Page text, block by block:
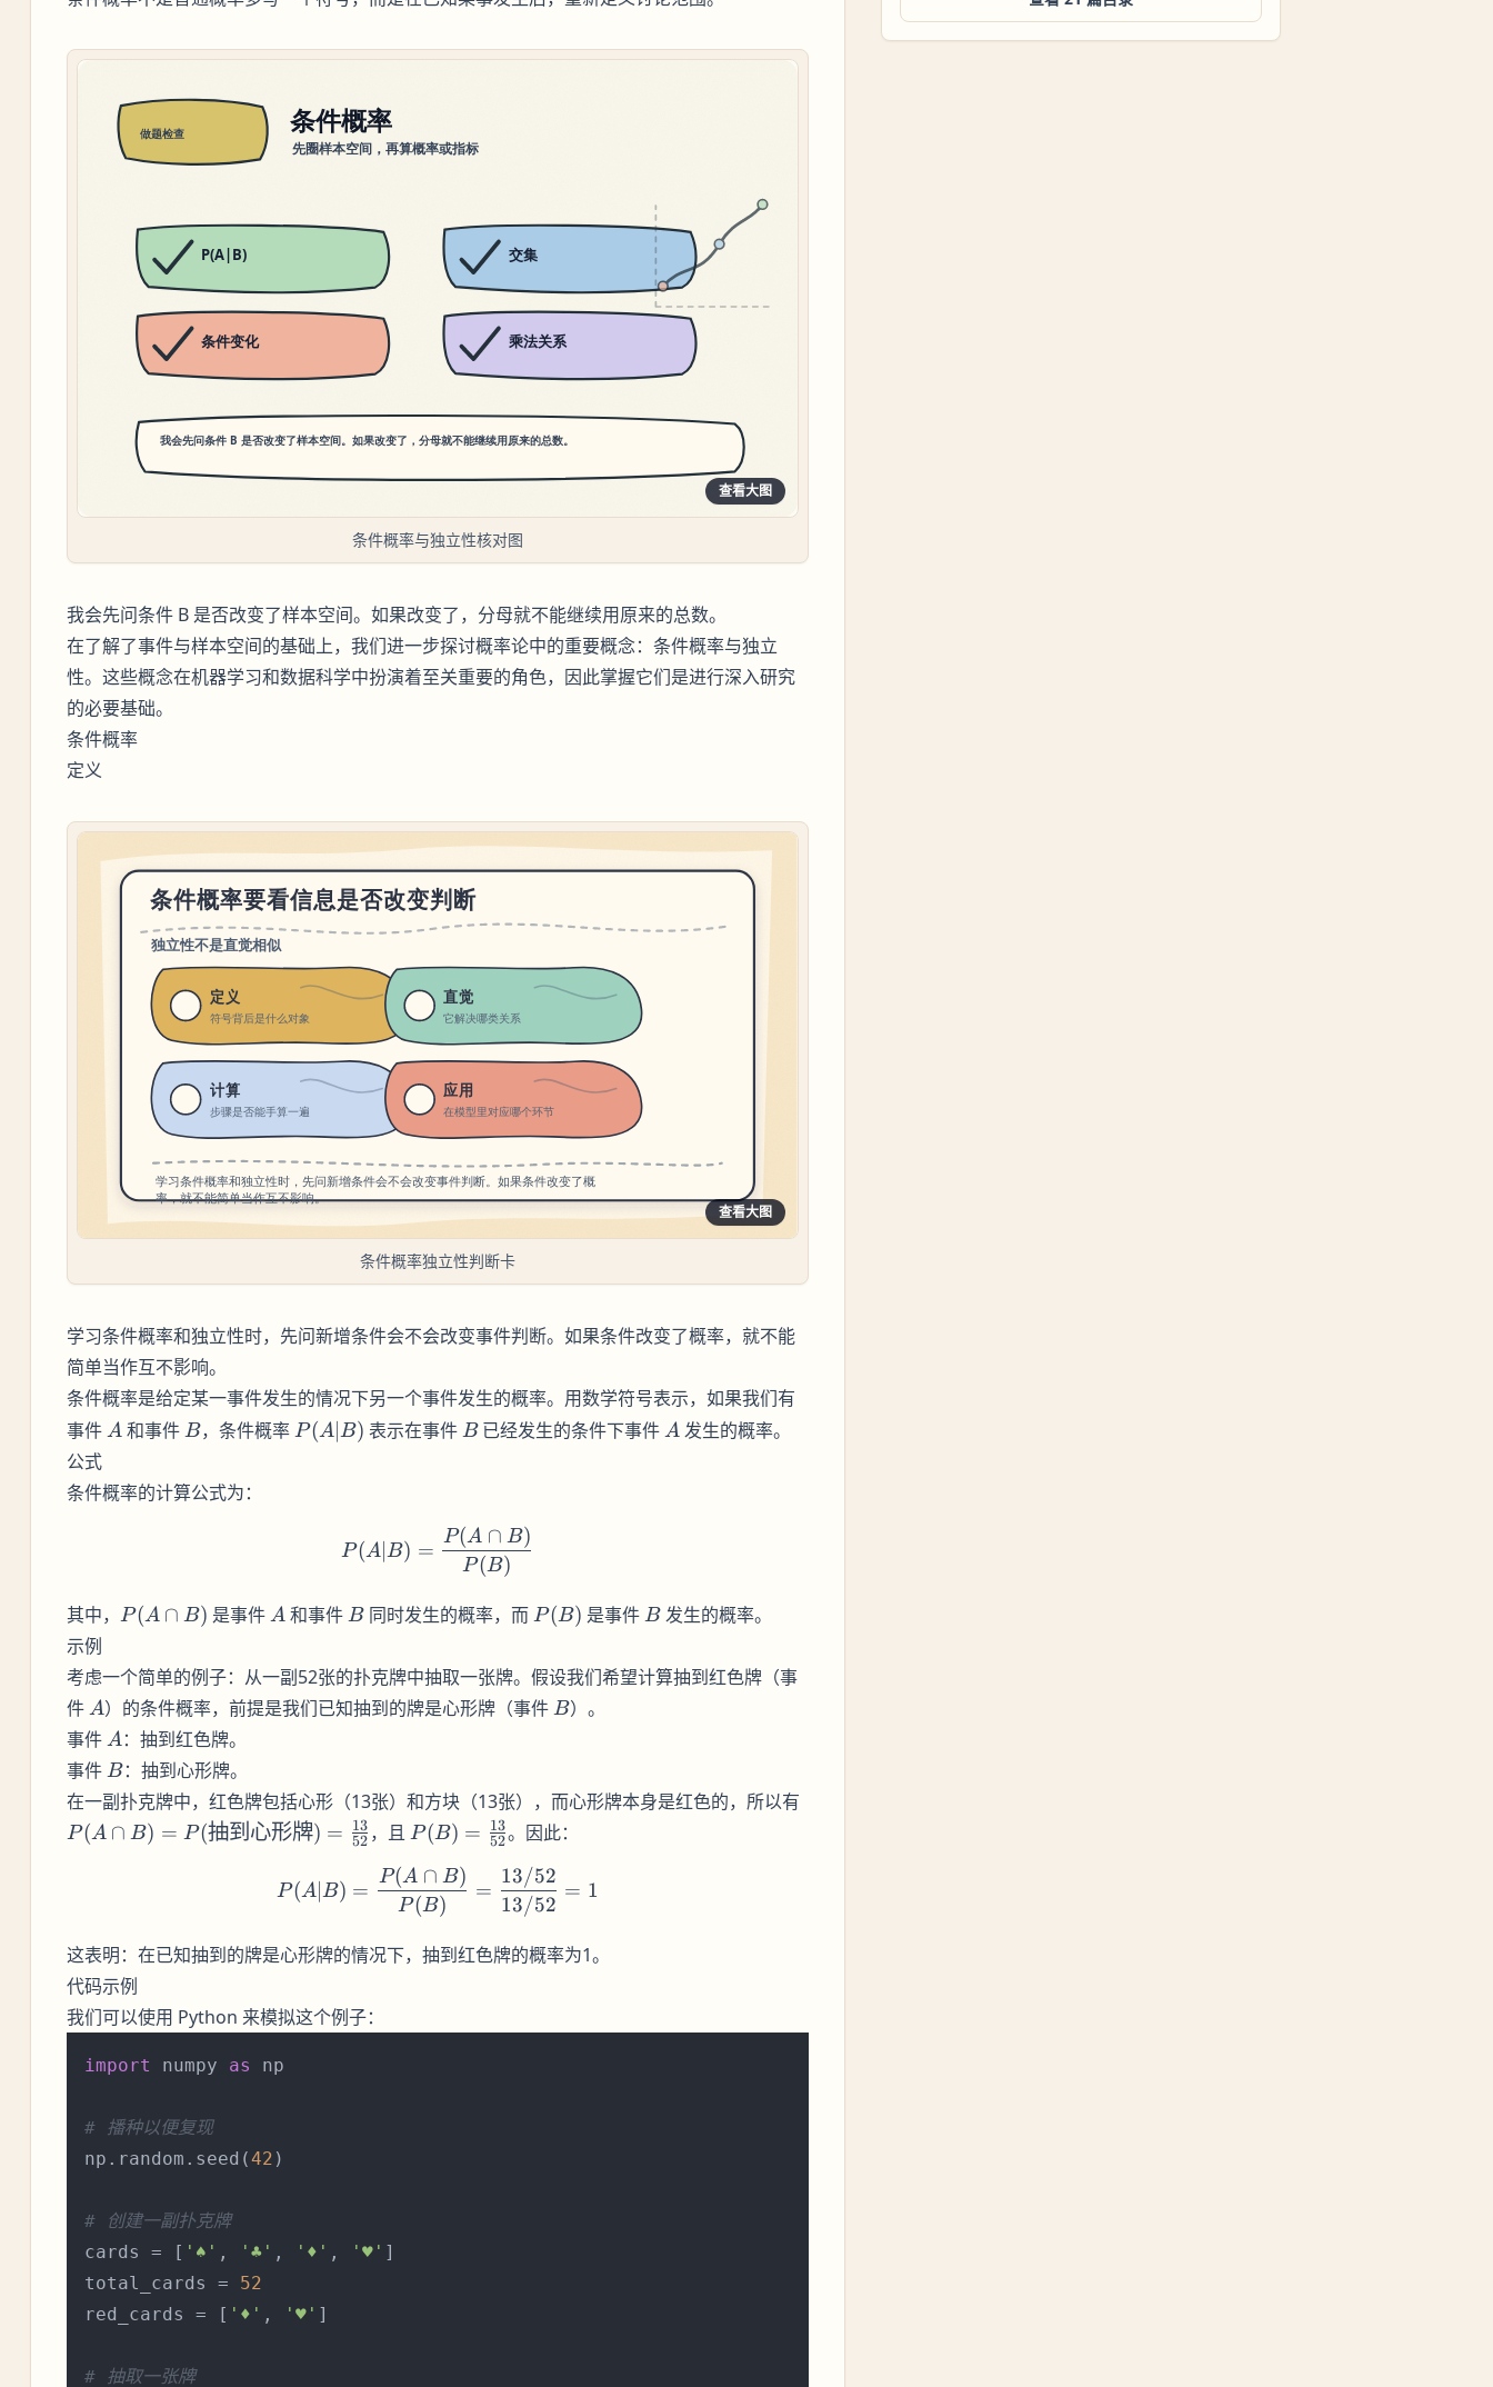
查看大图
条件概率与独立性核对图
我会先问条件 B 是否改变了样本空间。如果改变了，分母就不能继续用原来的总数。
在了解了事件与样本空间的基础上，我们进一步探讨概率论中的重要概念：条件概率与独立
性。这些概念在机器学习和数据科学中扮演着至关重要的角色，因此掌握它们是进行深入研究
的必要基础。
条件概率
定义
查看大图
条件概率独立性判断卡
学习条件概率和独立性时，先问新增条件会不会改变事件判断。如果条件改变了概率，就不能
简单当作互不影响。
条件概率是给定某一事件发生的情况下另一个事件发生的概率。用数学符号表示，如果我们有
事件 A
A和事件 B
B，条件概率 P(A|B)
P(A∣B) 表示在事件 B
B已经发生的条件下事件A
A 发生的概率。
公式
条件概率的计算公式为：
P(A|B) = \frac{P(A \cap B)}{P(B)}
P(A∣B) =
P (B)
P(A ∩ B)
其中， P(A
B)
P(A ∩ B) 是事件A
A 和事件B
B 同时发生的概率，而P(B)
P(B) 是事件 B
B发生的概率。
示例
考虑一个简单的例子：从一副52张的扑克牌中抽取一张牌。假设我们希望计算抽到红色牌（事
件 A
A）的条件概率，前提是我们已知抽到的牌是心形牌（事件 B
B）。
事件 A
A：抽到红色牌。
事件 B
B：抽到心形牌。
在一副扑克牌中，红色牌包括心形（13张）和方块（13张），而心形牌本身是红色的，所以有
P(A ∩ B) = P(抽到心形牌) = 52
13 ，且 P(B) =
\frac{13}
{52}
P(B) = 52
13。因此：
P(A|B) = \frac{P(A \cap B)}{P(B)} = \frac{13/52}{13/52} = 1
P(A ∣B) =
P (B)
P(A ∩ B)
=
13/52
13/52
= 1
这表明：在已知抽到的牌是心形牌的情况下，抽到红色牌的概率为1。
代码示例
我们可以使用 Python 来模拟这个例子：
import numpy as np
# 播种以便复现
np.random.seed(42 )
# 创建一副扑克牌
cards = [ '♠' , '♣' , '♦' , '♥' ]
total_cards = 52
red_cards = [ '♦' , '♥' ]
# 抽取一张牌